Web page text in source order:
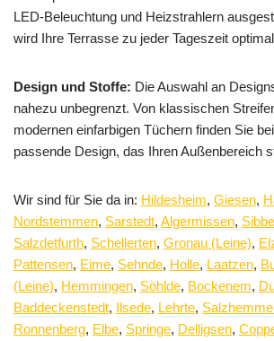
LED-Beleuchtung und Heizstrahlern
wird Ihre Terrasse zu jeder Tageszeit
Design und Stoffe: Die Auswahl an
nahezu unbegrenzt. Von klassischen
modernen einfarbigen Tüchern finden Sie
passende Design, das Ihren Außenbereich
Wir sind für Sie da in: Hildesheim, Giesen,
Nordstemmen, Sarstedt, Algermissen,
Salzdetfurth, Schellerten, Gronau (Leine),
Pattensen, Eime, Sehnde, Holle, Laatzen,
(Leine), Hemmingen, Söhlde, Bockenem,
Baddeckenstedt, Ilsede, Lehrte,
Ronnenberg, Elbe, Springe, Delligsen,